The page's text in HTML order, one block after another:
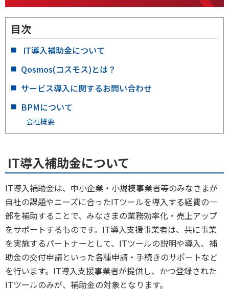
目次
IT導入補助金について
Qosmos(コスモス)とは？
サービス導入に関するお問い合わせ
BPMについて
会社概要
IT導入補助金について
IT導入補助金は、中小企業・小規模事業者等のみなさまが
自社の課題やニーズに合ったITツールを導入する経費の一
部を補助することで、みなさまの業務効率化・売上アップ
をサポートするものです。IT導入支援事業者は、共に事業
を実施するパートナーとして、ITツールの説明や導入、補
助金の交付申請といった各種申請・手続きのサポートなど
を行います。IT導入支援事業者が提供し、かつ登録された
ITツールのみが、補助金の対象となります。